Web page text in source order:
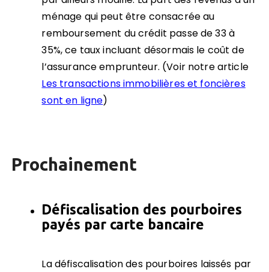
ménage qui peut être consacrée au
remboursement du crédit passe de 33 à
35%, ce taux incluant désormais le coût de
l’assurance emprunteur. (Voir notre article
Les transactions immobilières et foncières
sont en ligne)
Prochainement
Défiscalisation des pourboires
payés par carte bancaire
La défiscalisation des pourboires laissés par